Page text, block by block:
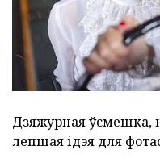
Дзяжурная ўсмешка,
лепшая ідэя для